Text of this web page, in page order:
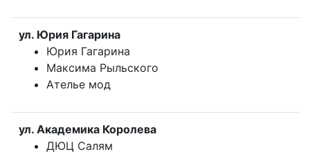
ул. Юрия Гагарина
Юрия Гагарина
Максима Рыльского
Ателье мод
ул. Академика Королева
ДЮЦ Салям